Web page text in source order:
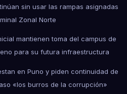
sin usar las rampas asignadas
Zonal Norte
mantienen toma del campus de
para su futura infraestructura
en Puno y piden continuidad de
«los burros de la corrupción»